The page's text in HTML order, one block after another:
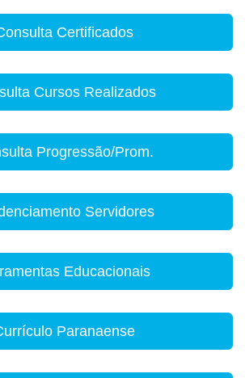
Certificados
Cursos Realizados
Progressão/Prom.
Servidores
Educacionais
Paranaense